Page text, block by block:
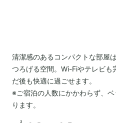
清潔感のあるコンパクトな部屋
つろげる空間。Wi-Fiやテレビも
だ後も快適に過ごせます。
※ご宿泊の人数にかかわらず、
ります。